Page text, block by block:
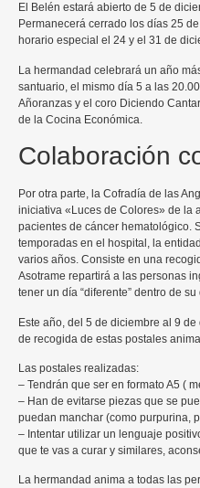
El Belén estará abierto de 5 de
Permanecerá cerrado los días 25
horario especial el 24 y el 31 de
La hermandad celebrará un año
santuario, el mismo día 5 a las
Añoranzas y el coro Diciendo
de la Cocina Económica.
Colaboración
Por otra parte, la Cofradía de las
iniciativa «Luces de Colores» de la
pacientes de cáncer hematológico.
temporadas en el hospital, la
varios años. Consiste en una
Asotrame repartirá a las personas
tener un día “diferente” dentro de
Este año, del 5 de diciembre al 9
de recogida de estas postales
Las postales realizadas:
– Tendrán que ser en formato A5 (
– Han de evitarse piezas que se
puedan manchar (como purpurina,
– Intentar utilizar un lenguaje
que te vas a curar y similares,
La hermandad anima a todas las